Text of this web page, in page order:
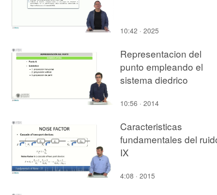
10:42 · 2025
Representacion del
punto empleando el
sistema diedrico
10:56 · 2014
Caracteristicas
fundamentales del
IX
4:08 · 2015